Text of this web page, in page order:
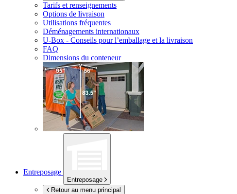
Tarifs et renseignements
Options de livraison
Utilisations fréquentes
Déménagements internationaux
U-Box - Conseils pour l’emballage et la livraison
FAQ
Dimensions du conteneur
Entreposage
Entreposage
Retour au menu principal